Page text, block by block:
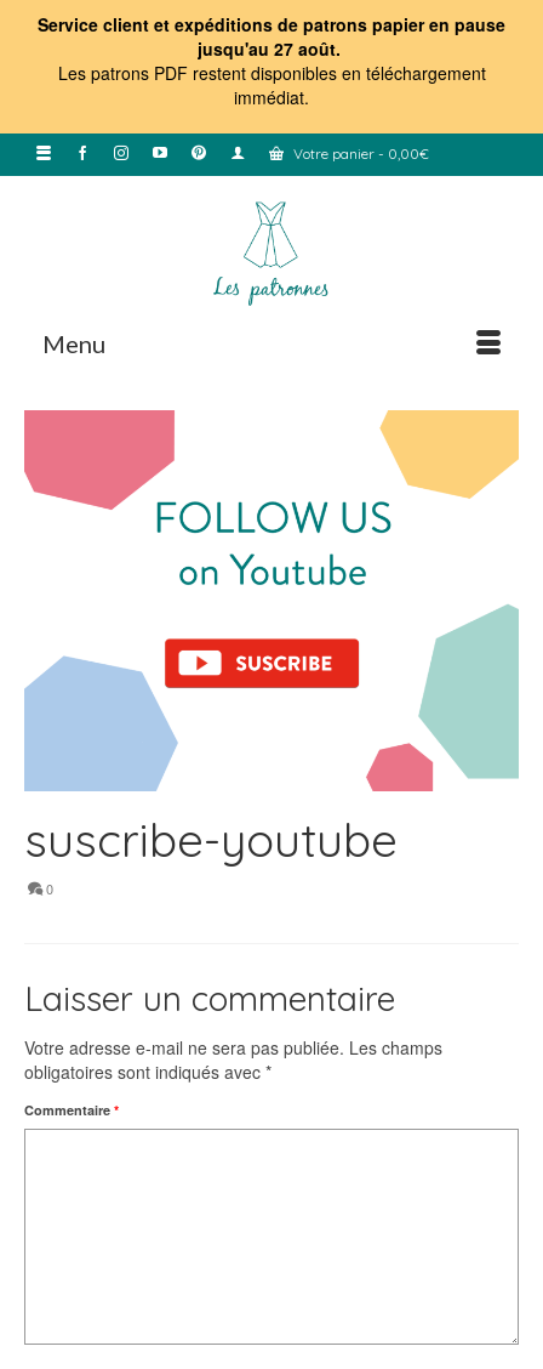
Service client et expéditions de patrons papier en pause
jusqu'au 27 août.
Les patrons PDF restent disponibles en téléchargement
immédiat.
Votre panier - 0,00€
Menu
suscribe-youtube
0
Laisser un commentaire
Votre adresse e-mail ne sera pas publiée. Les champs
obligatoires sont indiqués avec *
Commentaire *